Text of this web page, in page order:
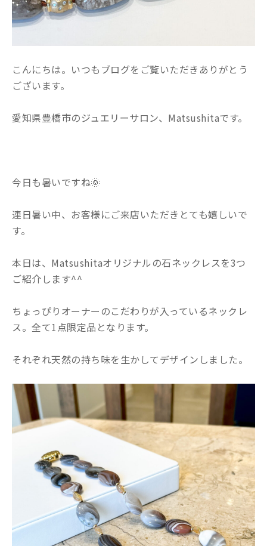
こんにちは。いつもブログをご覧いただきありがとう
ございます。
愛知県豊橋市のジュエリーサロン、Matsushitaです。
今日も暑いですね🌞
連日暑い中、お客様にご来店いただきとても嬉しいで
す。
本日は、Matsushitaオリジナルの石ネックレスを3つ
ご紹介します^^
ちょっぴりオーナーのこだわりが入っているネックレ
ス。全て1点限定品となります。
それぞれ天然の持ち味を生かしてデザインしました。